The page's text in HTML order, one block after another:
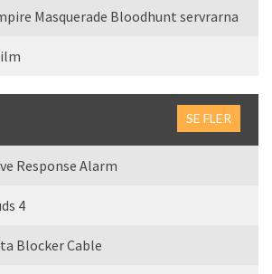
Masquerade Bloodhunt servrarna
SE FLER
Response Alarm
4
Blocker Cable